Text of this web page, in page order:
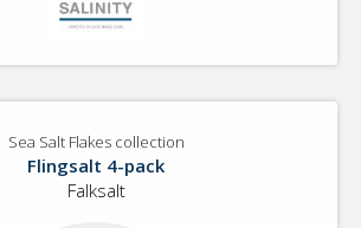
Sea Salt Flakes collection
Flingsalt 4-pack
Falksalt